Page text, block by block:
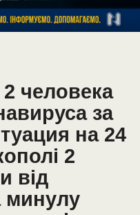
человека
за
на 24
2
від
минулу